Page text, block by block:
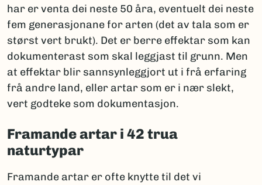
har er venta dei neste 50 åra, eventuelt dei neste
fem generasjonane for arten (det av tala som er
størst vert brukt). Det er berre effektar som kan
dokumenterast som skal leggjast til grunn. Men
at effektar blir sannsynleggjort ut i frå erfaring
frå andre land, eller artar som er i nær slekt,
vert godteke som dokumentasjon.
Framande artar i 42 trua
naturtypar
Framande artar er ofte knytte til det vi